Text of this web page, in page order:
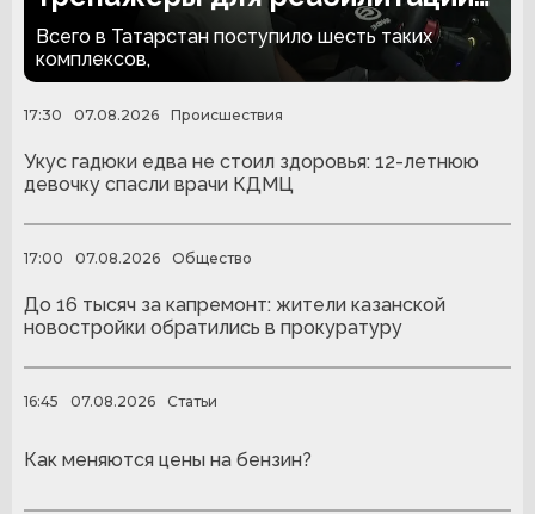
людей с ампутациями
Всего в Татарстан поступило шесть таких
комплексов,
17:30 07.08.2026 Происшествия
Укус гадюки едва не стоил здоровья: 12-летнюю
девочку спасли врачи КДМЦ
17:00 07.08.2026 Общество
До 16 тысяч за капремонт: жители казанской
новостройки обратились в прокуратуру
16:45 07.08.2026 Статьи
Как меняются цены на бензин?